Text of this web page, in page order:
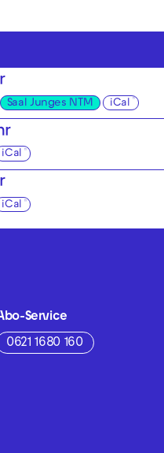
Saal Junges NTM iCal
iCal
iCal
Service
0621 1680 160